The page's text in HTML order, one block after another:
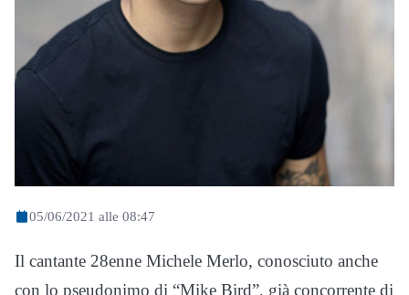
05/06/2021 alle 08:47
Il cantante 28enne Michele Merlo, conosciuto anche
con lo pseudonimo di “Mike Bird”, già concorrente di